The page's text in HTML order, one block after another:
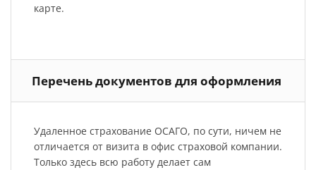
карте.
Перечень документов для оформления
Удаленное страхование ОСАГО, по сути, ничем не
отличается от визита в офис страховой компании.
Только здесь всю работу делает сам